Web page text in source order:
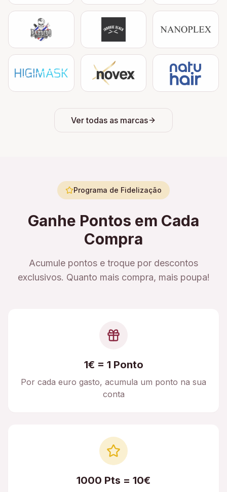
Ver todas as marcas
Programa de Fidelização
Ganhe Pontos em Cada
Compra
Acumule pontos e troque por descontos
exclusivos. Quanto mais compra, mais poupa!
1€ = 1 Ponto
Por cada euro gasto, acumula um ponto na sua
conta
1000 Pts = 10€